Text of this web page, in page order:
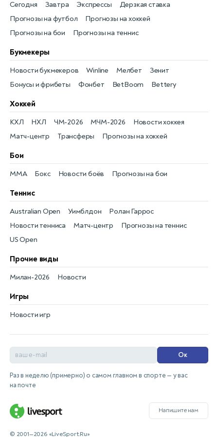
Прогнозы на футбол
Сегодня
Прогнозы на хоккей
Завтра
Прогнозы на бои
Экспрессы
Прогнозы на теннис
Дерзкая ставка
Букмекеры
Бонусы и фрибеты
Новости букмекеров
Фонбет
Winline
BetBoom
Мелбет
Bettery
Зенит
Хоккей
Новости хоккея
КХЛ
Матч-центр
НХЛ
Трансферы
ЧМ-2026
Прогнозы на хоккей
МЧМ-2026
Бои
Новости боёв
MMA Прогнозы на бои
Бокс
Теннис
Новости тенниса
Australian Open
Матч-центр
Уимблдон
Прогнозы на теннис
Ролан Гаррос
US Open
Прочие виды
Новости
Милан-2026
Игры
Новости игр
Ок
Раз в неделю (примерно) о самом главном в спорте — у вас
на почте
Напишите нам
© 2001—2026 «LiveSport.Ru»